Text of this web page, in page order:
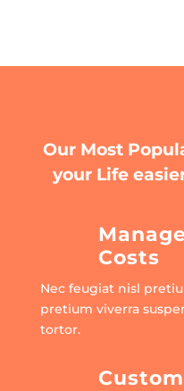
Our Most
your Life
Costs
Nec feugiat nisl
pretium viverra
tortor.